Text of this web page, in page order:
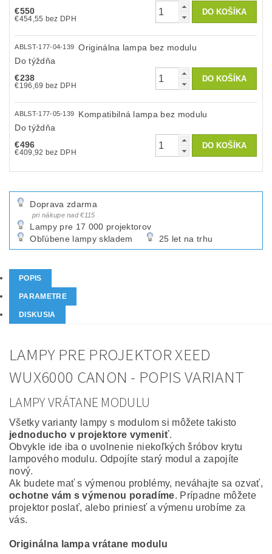
€550
€454,55 bez DPH
ABLST-177-04-139
Originálna lampa bez modulu
Do týždňa
€238
€196,69 bez DPH
ABLST-177-05-139
Kompatibilná lampa bez modulu
Do týždňa
€496
€409,92 bez DPH
Doprava zdarma
pri nákupe nad €115
Lampy pre 17 000 projektorov
Obľúbene lampy skladem
25 let na trhu
POPIS
PARAMETRE
DISKUSIA
LAMPY PRE PROJEKTOR XEED
WUX6000 CANON - POPIS VARIANT
LAMPY VRÁTANE MODULU
Všetky varianty lampy s modulom si môžete takisto
jednoducho v projektore vymeniť.
Obvykle ide iba o uvolnenie niekoľkých šróbov krytu
lampového modulu. Odpojíte starý modul a zapojíte
nový.
Ak budete mať s výmenou problémy, neváhajte sa ozvať,
ochotne vám s výmenou poradíme. Prípadne môžete
projektor poslať, alebo priniesť a výmenu urobíme za
vás.
Originálna lampa vrátane modulu